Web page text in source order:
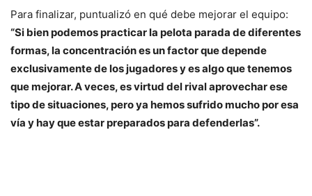
Para finalizar, puntualizó en qué debe mejorar el equipo:
“Si bien podemos practicar la pelota parada de diferentes
formas, la concentración es un factor que depende
exclusivamente de los jugadores y es algo que tenemos
que mejorar. A veces, es virtud del rival aprovechar ese
tipo de situaciones, pero ya hemos sufrido mucho por esa
vía y hay que estar preparados para defenderlas”.